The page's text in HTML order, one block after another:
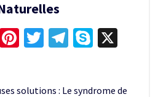
WhatsApp
Pinterest
Twitter
Telegram
Skype
solutions : Le syndrome de